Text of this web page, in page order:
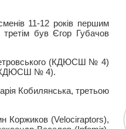
11-12 років першим
третім був Єгор Губачов
(КДЮСШ № 4)
(КДЮСШ № 4).
Кобилянська, третьою
Коржиков (Velociraptors),